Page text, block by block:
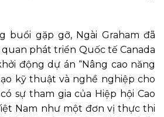
gặp gỡ, Ngài Graham đã
phát triển Quốc tế Canada
động dự án “Nâng cao năng
kỹ thuật và nghề nghiệp cho
sự tham gia của Hiệp hội Cao
Nam như một đơn vị thực thi